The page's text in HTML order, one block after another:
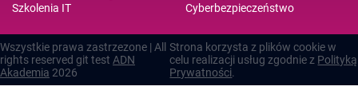
Szkolenia IT
Cyberbezpieczeństwo
Wszystkie prawa zastrzezone | All
rights reserved git test ADN
Akademia 2026
Strona korzysta z plików cookie w
celu realizacji usług zgodnie z Polityką
Prywatności.